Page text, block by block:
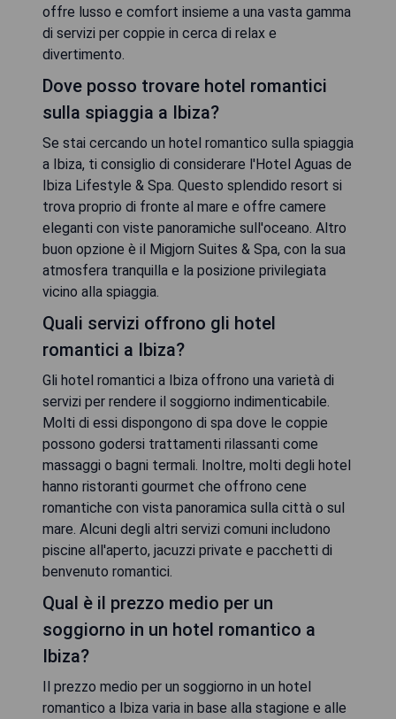
offre lusso e comfort insieme a una vasta gamma
di servizi per coppie in cerca di relax e
divertimento.
Dove posso trovare hotel romantici
sulla spiaggia a Ibiza?
Se stai cercando un hotel romantico sulla spiaggia
a Ibiza, ti consiglio di considerare l'Hotel Aguas de
Ibiza Lifestyle & Spa. Questo splendido resort si
trova proprio di fronte al mare e offre camere
eleganti con viste panoramiche sull'oceano. Altro
buon opzione è il Migjorn Suites & Spa, con la sua
atmosfera tranquilla e la posizione privilegiata
vicino alla spiaggia.
Quali servizi offrono gli hotel
romantici a Ibiza?
Gli hotel romantici a Ibiza offrono una varietà di
servizi per rendere il soggiorno indimenticabile.
Molti di essi dispongono di spa dove le coppie
possono godersi trattamenti rilassanti come
massaggi o bagni termali. Inoltre, molti degli hotel
hanno ristoranti gourmet che offrono cene
romantiche con vista panoramica sulla città o sul
mare. Alcuni degli altri servizi comuni includono
piscine all'aperto, jacuzzi private e pacchetti di
benvenuto romantici.
Qual è il prezzo medio per un
soggiorno in un hotel romantico a
Ibiza?
Il prezzo medio per un soggiorno in un hotel
romantico a Ibiza varia in base alla stagione e alle